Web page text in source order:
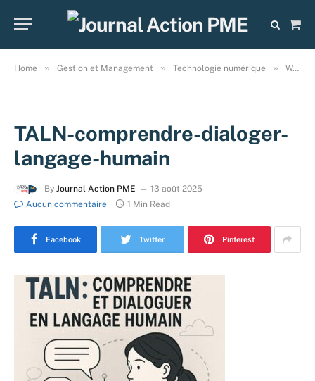
Cart
Home » Gestion et Management » Technologie numérique » Web agentique
TALN-comprendre-dialoger-
langage-humain
By Journal Action PME
13 août 2025
Aucun commentaire
1 Min Read
Facebook Twitter Pinterest